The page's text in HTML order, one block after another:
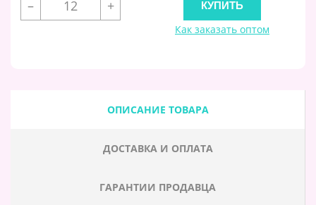
–
+
Как заказать оптом
ОПИСАНИЕ ТОВАРА
ДОСТАВКА И ОПЛАТА
ГАРАНТИИ ПРОДАВЦА